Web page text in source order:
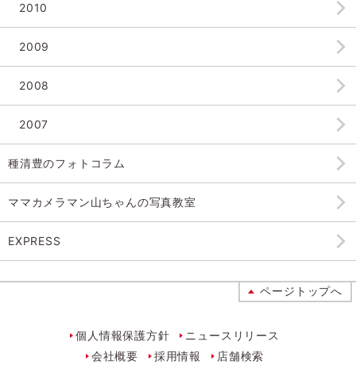
2010
2009
2008
2007
種清豊のフォトコラム
ママカメラマン山ちゃんの写真教室
EXPRESS
ページトップへ
個人情報保護方針
ニュースリリース
会社概要
採用情報 店舗検索